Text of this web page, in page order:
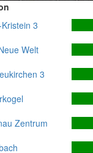
3
Welt
3
Zentrum